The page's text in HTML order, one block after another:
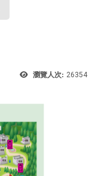
瀏覽人次: 26354